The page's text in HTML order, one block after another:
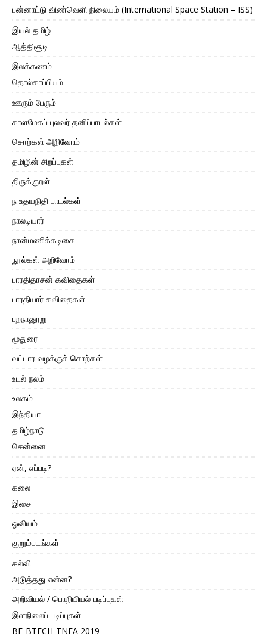
பன்னாட்டு விண்வெளி நிலையம் (International Space Station – ISS)
இயல் தமிழ்
ஆத்திசூடி
இலக்கணம்
தொல்காப்பியம்
ஊரும் பேரும்
காளமேகப் புலவர் தனிப்பாடல்கள்
சொற்கள் அறிவோம்
தமிழின் சிறப்புகள்
திருக்குறள்
ந உதயநிதி பாடல்கள்
நாலடியார்
நான்மணிக்கடிகை
நூல்கள் அறிவோம்
பாரதிதாசன் கவிதைகள்
பாரதியார் கவிதைகள்
புறநானூறு
மூதுரை
வட்டார வழக்குச் சொற்கள்
உடல் நலம்
உலகம்
இந்தியா
தமிழ்நாடு
சென்னை
ஏன், எப்படி?
கலை
இசை
ஓவியம்
குறும்படங்கள்
கல்வி
அடுத்தது என்ன?
அறிவியல் / பொறியியல் படிப்புகள்
இளநிலைப் படிப்புகள்
BE-BTECH-TNEA 2019